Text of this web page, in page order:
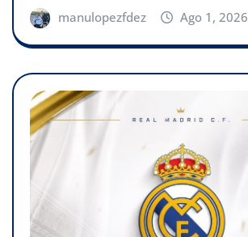
manulopezfdez Ago 1, 2026